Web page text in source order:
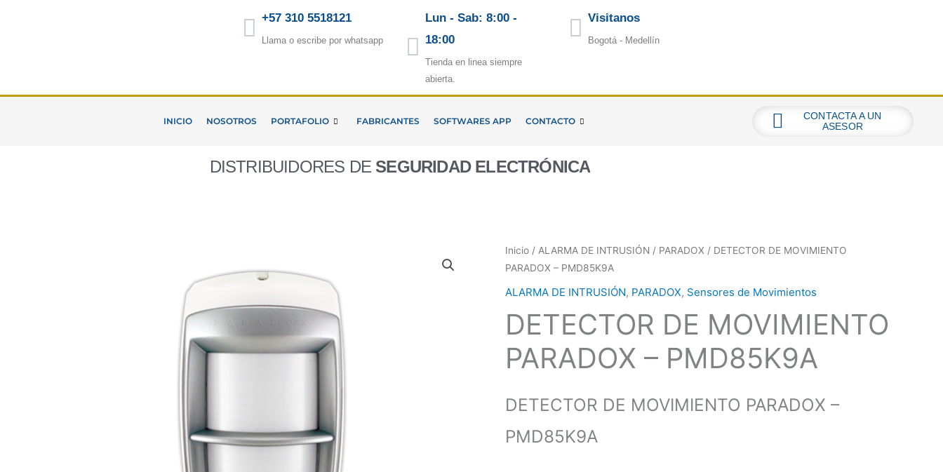
+57 310 5518121
Llama o escribe por whatsapp
Lun - Sab: 8:00 -
18:00
Tienda en linea siempre
abierta.
Visitanos
Bogotá - Medellín
INICIO NOSOTROS PORTAFOLIO FABRICANTES SOFTWARES APP CONTACTO
CONTACTA A UN
ASESOR
DISTRIBUIDORES DE SEGURIDAD ELECTRÓNICA
Inicio / ALARMA DE INTRUSIÓN / PARADOX / DETECTOR DE MOVIMIENTO
PARADOX – PMD85K9A
ALARMA DE INTRUSIÓN, PARADOX, Sensores de Movimientos
DETECTOR DE MOVIMIENTO
PARADOX – PMD85K9A
DETECTOR DE MOVIMIENTO PARADOX –
PMD85K9A